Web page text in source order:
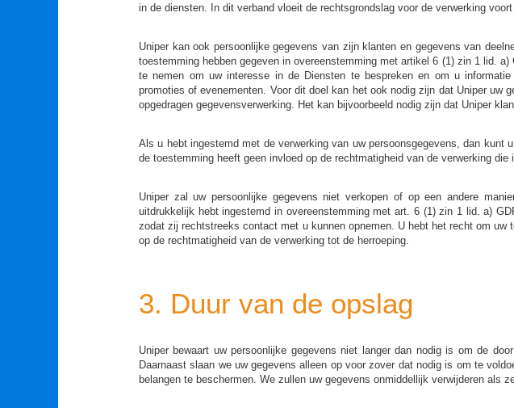
in de diensten. In dit verband vloeit de rechtsgrondslag voor de verwerking
Uniper kan ook persoonlijke gegevens van zijn klanten en gegevens van
toestemming hebben gegeven in overeenstemming met artikel 6 (1) zin 1 lid.
te nemen om uw interesse in de Diensten te bespreken en om u
promoties of evenementen. Voor dit doel kan het ook nodig zijn dat Uniper uw
opgedragen gegevensverwerking. Het kan bijvoorbeeld nodig zijn dat Uniper
Als u hebt ingestemd met de verwerking van uw persoonsgegevens, dan
de toestemming heeft geen invloed op de rechtmatigheid van de verwerking
Uniper zal uw persoonlijke gegevens niet verkopen of op een andere
uitdrukkelijk hebt ingestemd in overeenstemming met art. 6 (1) zin 1 lid. a)
zodat zij rechtstreeks contact met u kunnen opnemen. U hebt het recht om
op de rechtmatigheid van de verwerking tot de herroeping.
3. Duur van de opslag
Uniper bewaart uw persoonlijke gegevens niet langer dan nodig is om de
Daarnaast slaan we uw gegevens alleen op voor zover dat nodig is om te
belangen te beschermen. We zullen uw gegevens onmiddellijk verwijderen als